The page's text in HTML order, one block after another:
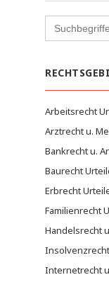
Search
for:
Arbeitsrecht
Arztrecht u.
Bankrecht u.
Baurecht
Erbrecht
Familienrecht
Handelsrecht
Internetrecht